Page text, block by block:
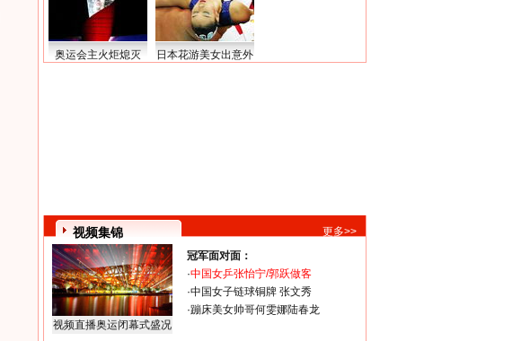
奥运会主火炬熄灭 日本花游美女出意外
视频集锦 更多>>
视频直播奥运闭幕式盛况
冠军面对面：
·中国女乒张怡宁/郭跃做客
·中国女子链球铜牌 张文秀
·蹦床美女帅哥何雯娜陆春龙